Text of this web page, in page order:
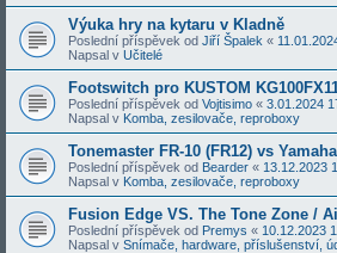
Výuka hry na kytaru v Kladně
Poslední příspěvek od Jiří Špalek «
Napsal v Učitelé
Footswitch pro KUSTOM
Poslední příspěvek od Vojtisimo « 3.01.2024
Napsal v Komba, zesilovače, reproboxy
Tonemaster FR-10 (FR12) vs
Poslední příspěvek od Bearder « 13.12.2023
Napsal v Komba, zesilovače, reproboxy
Fusion Edge VS. The Tone Zone /
Poslední příspěvek od Premys « 10.12.2023
Napsal v Snímače, hardware, příslušenství,